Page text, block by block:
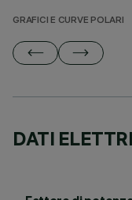
GRAFICI E CURVE POLARI
DATI